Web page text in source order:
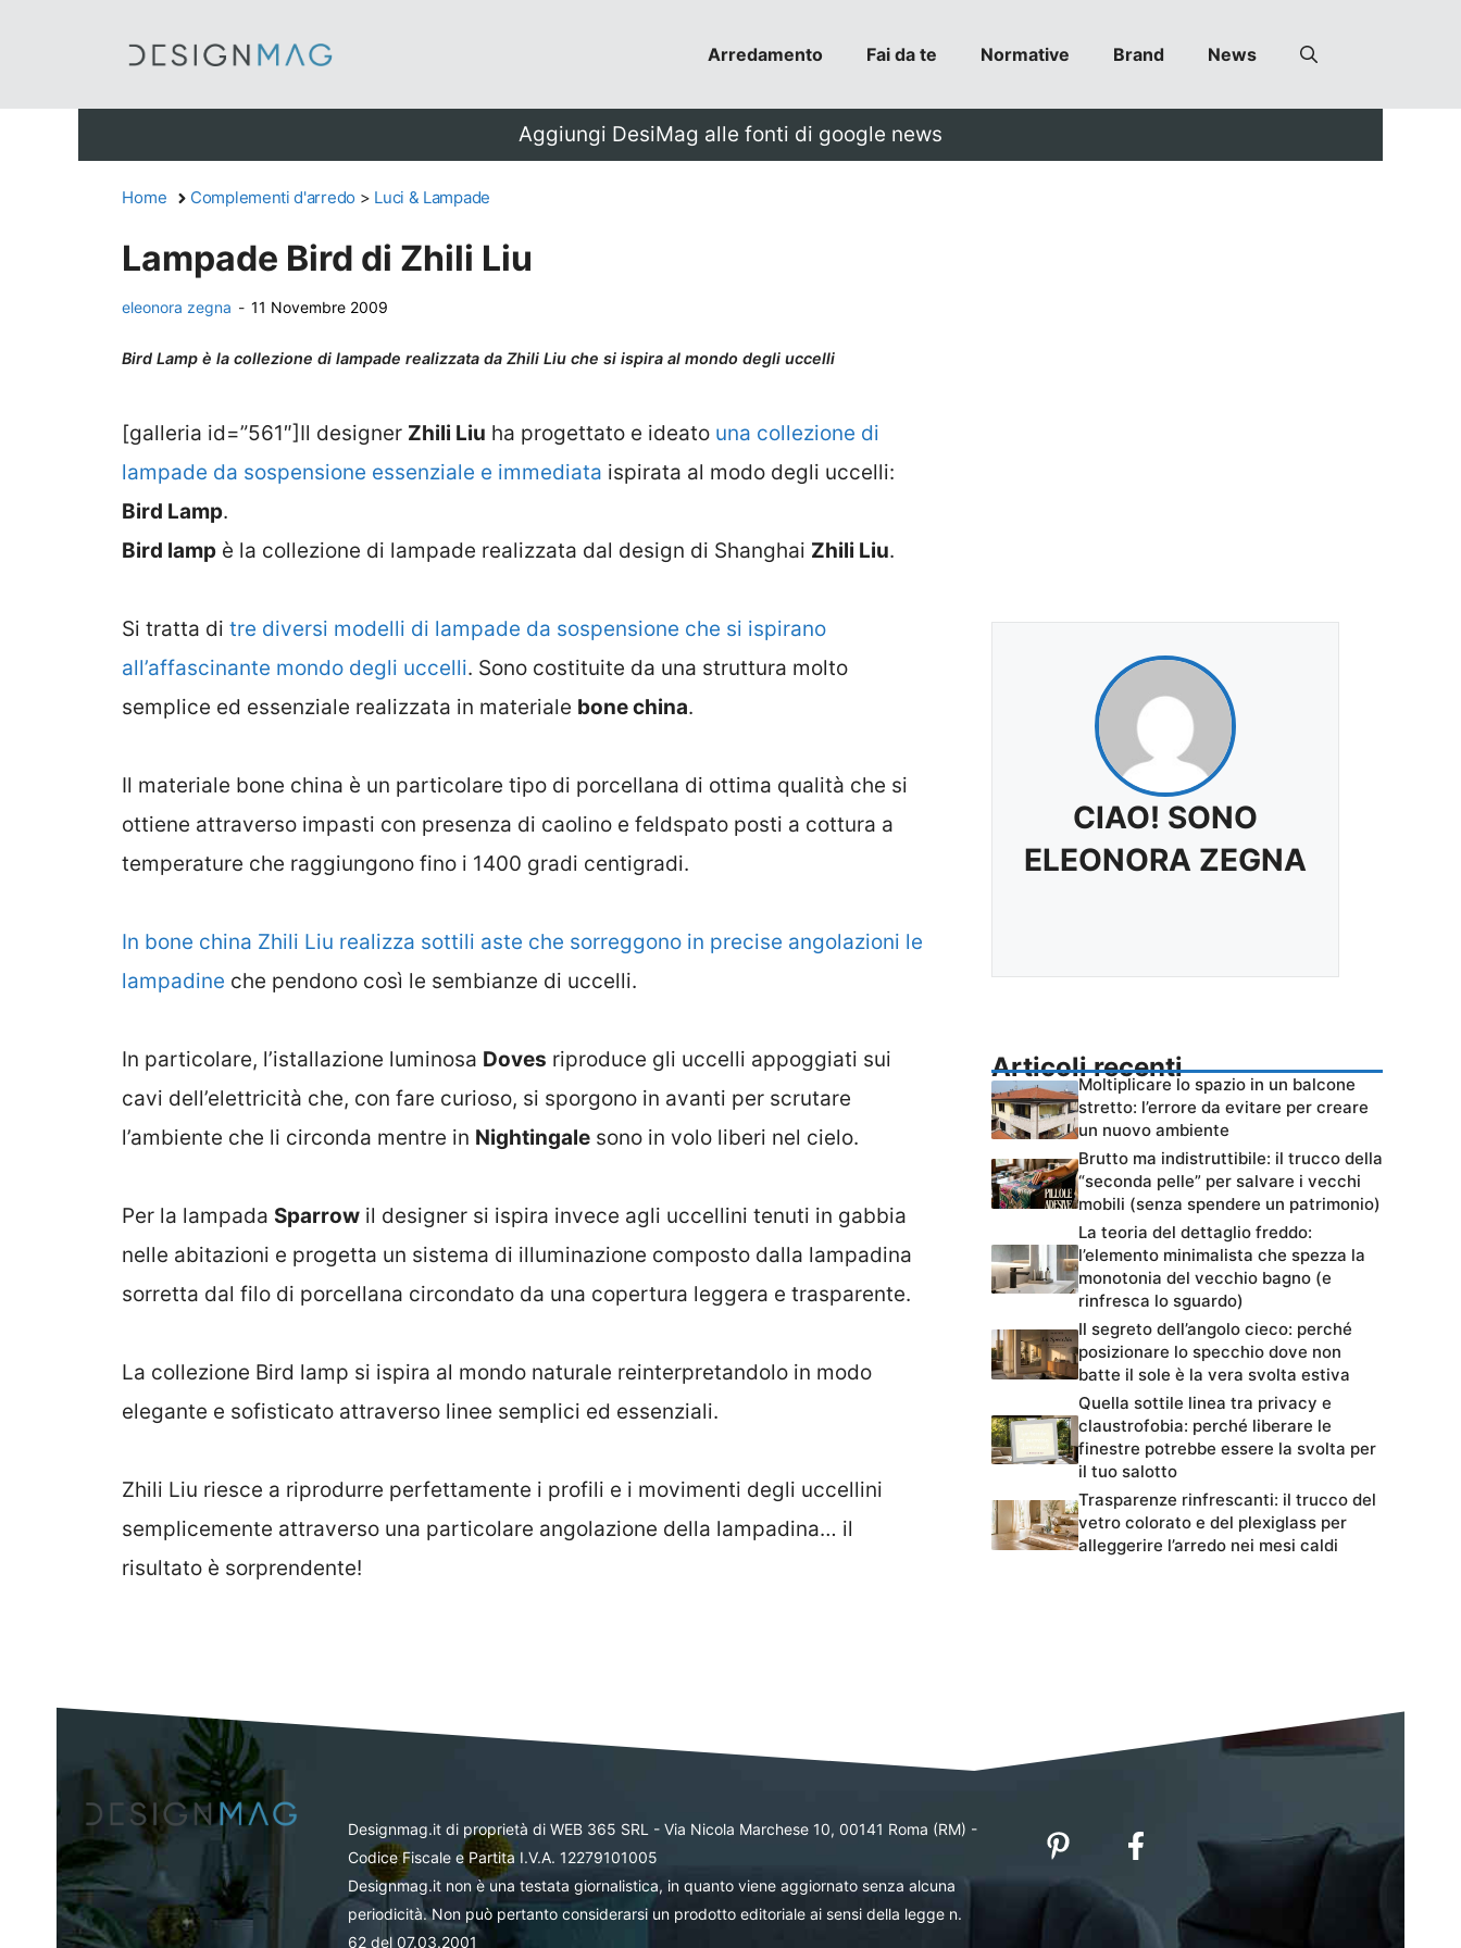
Arredamento Fai da te Normative Brand News
Aggiungi DesiMag alle fonti di google news
Home Complementi d'arredo > Luci & Lampade
Lampade Bird di Zhili Liu
eleonora zegna - 11 Novembre 2009
Bird Lamp è la collezione di lampade realizzata da Zhili Liu che si ispira al mondo degli uccelli
[galleria id=”561″]Il designer Zhili Liu ha progettato e ideato una collezione di
lampade da sospensione essenziale e immediata ispirata al modo degli uccelli:
Bird Lamp.
Bird lamp è la collezione di lampade realizzata dal design di Shanghai Zhili Liu.
Si tratta di tre diversi modelli di lampade da sospensione che si ispirano
all’affascinante mondo degli uccelli. Sono costituite da una struttura molto
semplice ed essenziale realizzata in materiale bone china.
Il materiale bone china è un particolare tipo di porcellana di ottima qualità che si
ottiene attraverso impasti con presenza di caolino e feldspato posti a cottura a
temperature che raggiungono fino i 1400 gradi centigradi.
In bone china Zhili Liu realizza sottili aste che sorreggono in precise angolazioni le
lampadine che pendono così le sembianze di uccelli.
In particolare, l’istallazione luminosa Doves riproduce gli uccelli appoggiati sui
cavi dell’elettricità che, con fare curioso, si sporgono in avanti per scrutare
l’ambiente che li circonda mentre in Nightingale sono in volo liberi nel cielo.
Per la lampada Sparrow il designer si ispira invece agli uccellini tenuti in gabbia
nelle abitazioni e progetta un sistema di illuminazione composto dalla lampadina
sorretta dal filo di porcellana circondato da una copertura leggera e trasparente.
La collezione Bird lamp si ispira al mondo naturale reinterpretandolo in modo
elegante e sofisticato attraverso linee semplici ed essenziali.
Zhili Liu riesce a riprodurre perfettamente i profili e i movimenti degli uccellini
semplicemente attraverso una particolare angolazione della lampadina… il
risultato è sorprendente!
CIAO! SONO
ELEONORA ZEGNA
Articoli recenti
Moltiplicare lo spazio in un balcone
stretto: l’errore da evitare per creare
un nuovo ambiente
Brutto ma indistruttibile: il trucco della
“seconda pelle” per salvare i vecchi
mobili (senza spendere un patrimonio)
La teoria del dettaglio freddo:
l’elemento minimalista che spezza la
monotonia del vecchio bagno (e
rinfresca lo sguardo)
Il segreto dell’angolo cieco: perché
posizionare lo specchio dove non
batte il sole è la vera svolta estiva
Quella sottile linea tra privacy e
claustrofobia: perché liberare le
finestre potrebbe essere la svolta per
il tuo salotto
Trasparenze rinfrescanti: il trucco del
vetro colorato e del plexiglass per
alleggerire l’arredo nei mesi caldi
Designmag.it di proprietà di WEB 365 SRL - Via Nicola Marchese 10, 00141 Roma (RM) -
Codice Fiscale e Partita I.V.A. 12279101005
Designmag.it non è una testata giornalistica, in quanto viene aggiornato senza alcuna
periodicità. Non può pertanto considerarsi un prodotto editoriale ai sensi della legge n.
62 del 07.03.2001